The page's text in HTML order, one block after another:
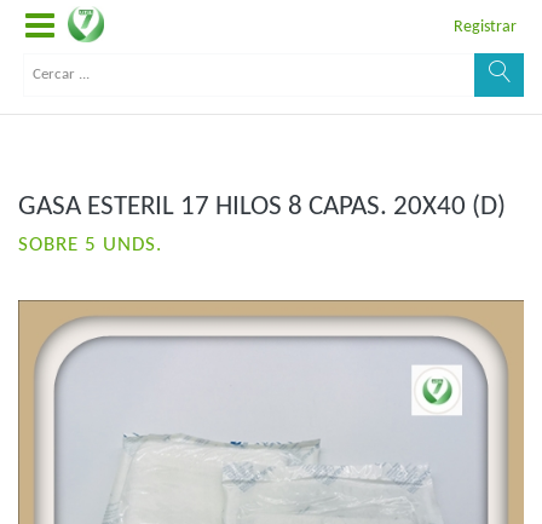
Registrar
GASA ESTERIL 17 HILOS 8 CAPAS. 20X40 (D)
SOBRE 5 UNDS.